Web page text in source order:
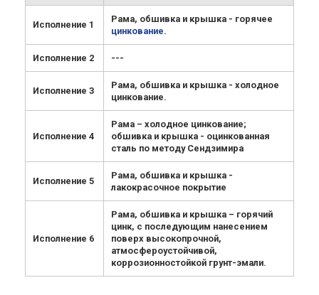
Исполнение 1
Рама, обшивка и крышка - горячее
цинкование.
Исполнение 2 ---
Исполнение 3
Рама, обшивка и крышка - холодное
цинкование.
Исполнение 4
Рама – холодное цинкование;
обшивка и крышка - оцинкованная
сталь по методу Сендзимира
Исполнение 5
Рама, обшивка и крышка -
лакокрасочное покрытие
Исполнение 6
Рама, обшивка и крышка – горячий
цинк, с последующим нанесением
поверх высокопрочной,
атмосфероустойчивой,
коррозионностойкой грунт-эмали.